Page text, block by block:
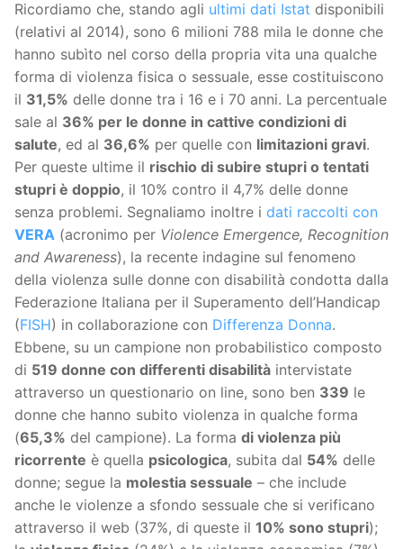
Ricordiamo che, stando agli ultimi dati Istat disponibili
(relativi al 2014), sono 6 milioni 788 mila le donne che
hanno subìto nel corso della propria vita una qualche
forma di violenza fisica o sessuale, esse costituiscono
il 31,5% delle donne tra i 16 e i 70 anni. La percentuale
sale al 36% per le donne in cattive condizioni di
salute, ed al 36,6% per quelle con limitazioni gravi.
Per queste ultime il rischio di subire stupri o tentati
stupri è doppio, il 10% contro il 4,7% delle donne
senza problemi. Segnaliamo inoltre i dati raccolti con
VERA (acronimo per Violence Emergence, Recognition
and Awareness), la recente indagine sul fenomeno
della violenza sulle donne con disabilità condotta dalla
Federazione Italiana per il Superamento dell’Handicap
(FISH) in collaborazione con Differenza Donna.
Ebbene, su un campione non probabilistico composto
di 519 donne con differenti disabilità intervistate
attraverso un questionario on line, sono ben 339 le
donne che hanno subito violenza in qualche forma
(65,3% del campione). La forma di violenza più
ricorrente è quella psicologica, subita dal 54% delle
donne; segue la molestia sessuale – che include
anche le violenze a sfondo sessuale che si verificano
attraverso il web (37%, di queste il 10% sono stupri);